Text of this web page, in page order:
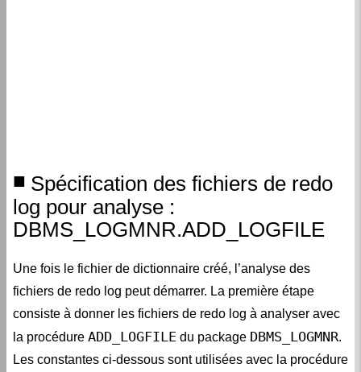
Spécification des fichiers de redo
log pour analyse :
DBMS_LOGMNR.ADD_LOGFILE
Une fois le fichier de dictionnaire créé, l’analyse des
fichiers de redo log peut démarrer. La première étape
consiste à donner les fichiers de redo log à analyser avec
la procédure ADD_LOGFILE du package DBMS_LOGMNR.
Les constantes ci-dessous sont utilisées avec la procédure